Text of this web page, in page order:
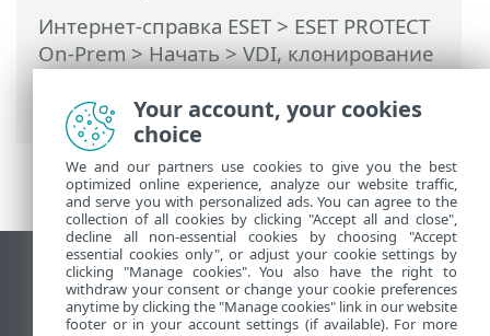
Интернет-справка ESET> ESET PROTECT
On-Prem>Начать>VDI, клонирование
для клонирования
Использовать сайт для ПК
End of Life
Your account, your cookies
choice
We and our partners use cookies to give you the best
optimized online experience, analyze our website traffic,
and serve you with personalized ads. You can agree to the
collection of all cookies by clicking "Accept all and close",
decline all non-essential cookies by choosing "Accept
essential cookies only", or adjust your cookie settings by
clicking "Manage cookies". You also have the right to
withdraw your consent or change your cookie preferences
anytime by clicking the "Manage cookies" link in our website
footer or in your account settings (if available). For more